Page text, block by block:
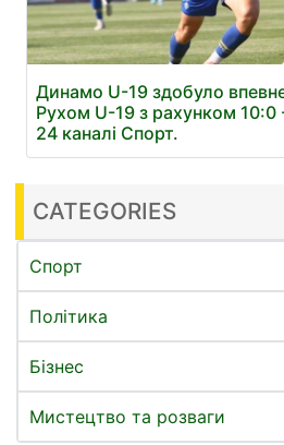
Динамо U-19 здобуло
Рухом U-19 з рахунком 10:0
24 каналі Спорт.
CATEGORIES
Спорт
Політика
Бізнес
Мистецтво та розваги